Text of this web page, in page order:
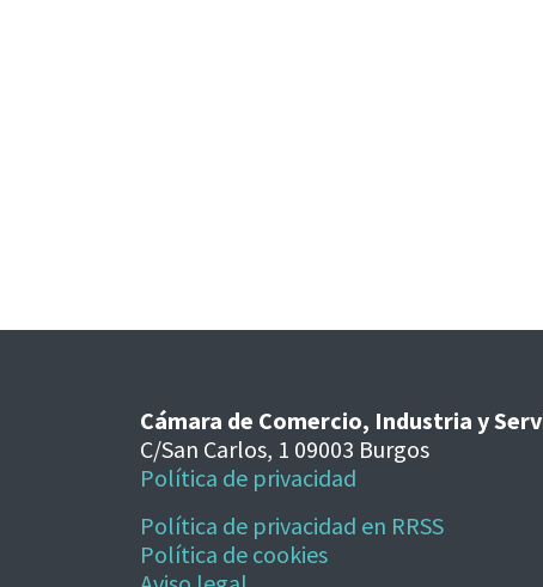
Cámara de Comercio, Industria y
C/San Carlos, 1 09003 Burgos
Política de privacidad
Política de privacidad en RRSS
Política de cookies